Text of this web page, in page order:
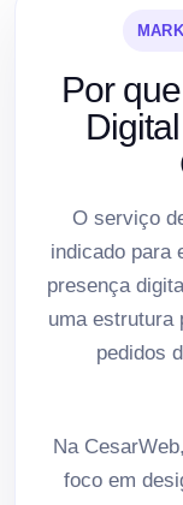
Por
O serviço
indicado para
presença
uma estrutura
pedidos
Na
foco em